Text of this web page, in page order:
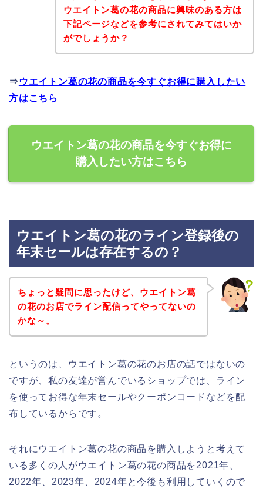
ウエイトン葛の花の商品に興味のある方は
下記ページなどを参考にされてみてはいか
がでしょうか？
⇒ ウエイトン葛の花の商品を今すぐお得に購入したい
方はこちら
ウエイトン葛の花の商品を今すぐお得に
購入したい方はこちら
ウエイトン葛の花のライン登録後の
年末セールは存在するの？
ちょっと疑問に思ったけど、ウエイトン葛
の花のお店でライン配信ってやってないの
かな～。
というのは、ウエイトン葛の花のお店の話ではないの
ですが、私の友達が営んでいるショップでは、ライン
を使ってお得な年末セールやクーポンコードなどを配
布しているからです。
それにウエイトン葛の花の商品を購入しようと考えて
いる多くの人がウエイトン葛の花の商品を2021年、
2022年、2023年、2024年と今後も利用していくので